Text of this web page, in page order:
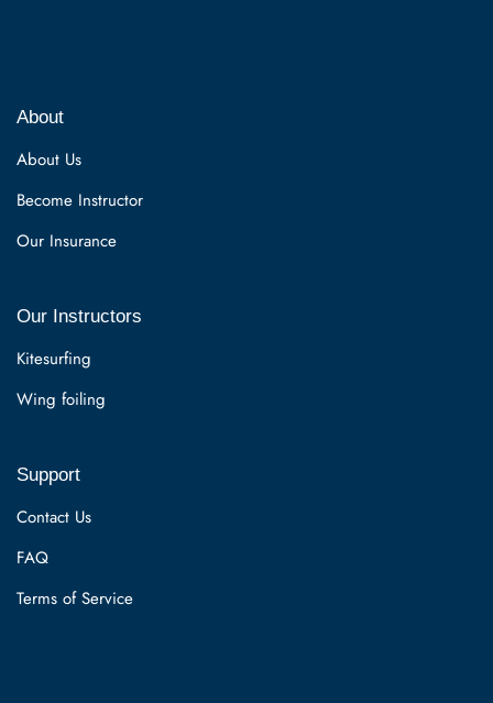
About
About Us
Become Instructor
Our Insurance
Our Instructors
Kitesurfing
Wing foiling
Support
Contact Us
FAQ
Terms of Service